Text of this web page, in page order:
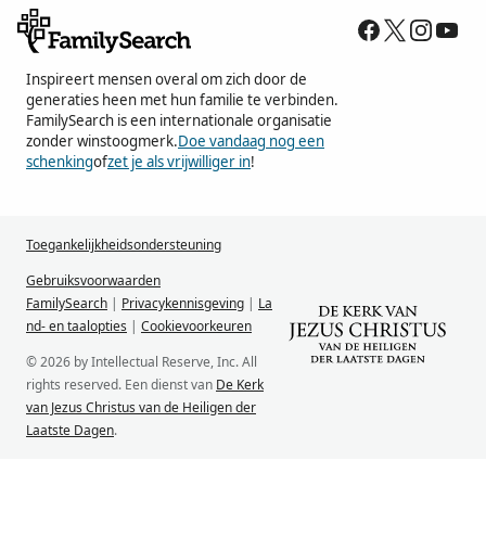
Inspireert mensen overal om zich door de
generaties heen met hun familie te verbinden.
FamilySearch is een internationale organisatie
zonder winstoogmerk.Doe vandaag nog een
schenkingofzet je als vrijwilliger in!
Toegankelijkheidsondersteuning
Gebruiksvoorwaarden
FamilySearch | Privacykennisgeving | La
nd- en taalopties | Cookievoorkeuren
© 2026 by Intellectual Reserve, Inc. All
rights reserved. Een dienst van De Kerk
van Jezus Christus van de Heiligen der
Laatste Dagen.